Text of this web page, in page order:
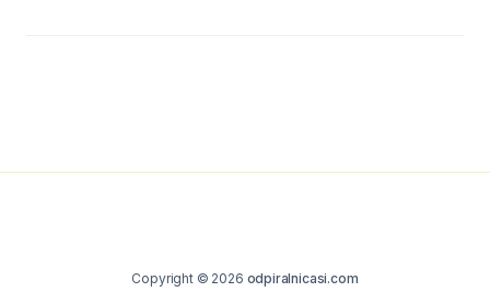
Copyright © 2026 odpiralnicasi.com